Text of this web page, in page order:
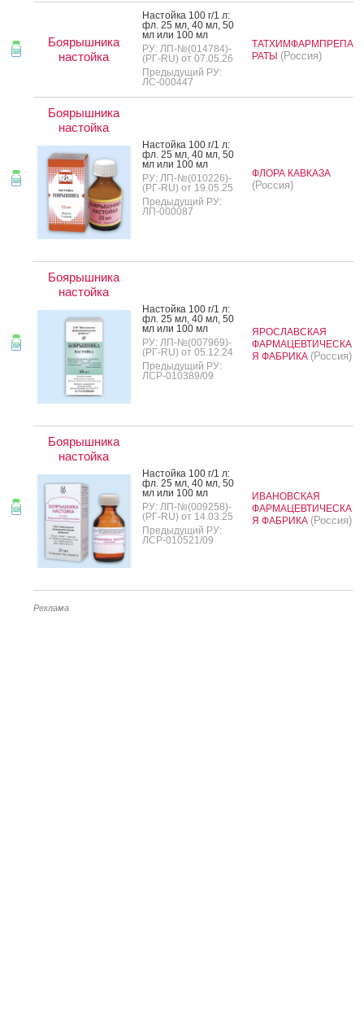
Боярышника
настойка
Нас­той­ка 100 г/1 л:
фл. 25 мл, 40 мл, 50
мл или 100 мл
РУ: ЛП-№(014784)-
(РГ-RU) от 07.05.26
Предыдущий РУ:
ЛС-000447
ТАТХИМФАРМПРЕПА
РАТЫ (Россия)
Боярышника
настойка
Нас­той­ка 100 г/1 л:
фл. 25 мл, 40 мл, 50
мл или 100 мл
РУ: ЛП-№(010226)-
(РГ-RU) от 19.05.25
Предыдущий РУ:
ЛП-000087
ФЛОРА КАВКАЗА
(Россия)
Боярышника
настойка
Нас­той­ка 100 г/1 л:
фл. 25 мл, 40 мл, 50
мл или 100 мл
РУ: ЛП-№(007969)-
(РГ-RU) от 05.12.24
Предыдущий РУ:
ЛСР-010389/09
ЯРОСЛАВСКАЯ
ФАРМАЦЕВТИЧЕСКА
Я ФАБРИКА (Россия)
Боярышника
настойка
Нас­той­ка 100 г/1 л:
фл. 25 мл, 40 мл, 50
мл или 100 мл
РУ: ЛП-№(009258)-
(РГ-RU) от 14.03.25
Предыдущий РУ:
ЛСР-010521/09
ИВАНОВСКАЯ
ФАРМАЦЕВТИЧЕСКА
Я ФАБРИКА (Россия)
Реклама